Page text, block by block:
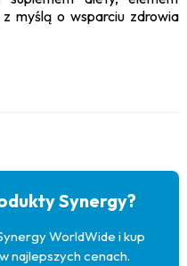
myślą o wsparciu zdrowia
Synergy?
WorldWide i kup
najlepszych cenach.